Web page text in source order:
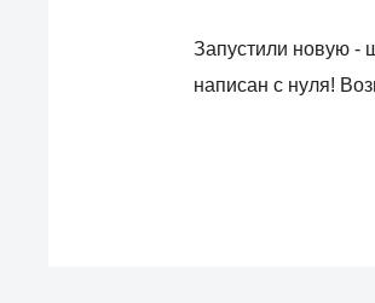
Запустили новую -
написан с нуля!